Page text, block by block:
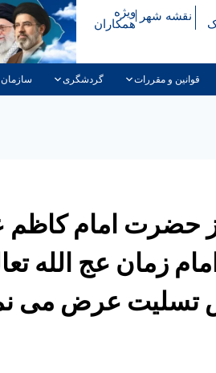
نقشه شهر ویژه
همکاران
قوانین و مقررات گردشگری
امام کاظم
زمان عج الله
تسلیت عرض می